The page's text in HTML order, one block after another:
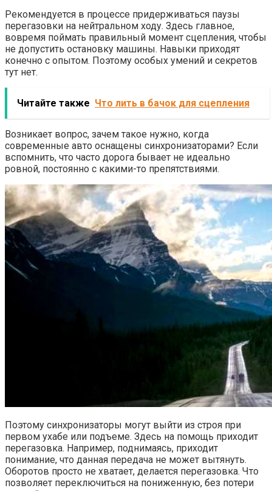
Рекомендуется в процессе придерживаться паузы
перегазовки на нейтральном ходу. Здесь главное,
вовремя поймать правильный момент сцепления, чтобы
не допустить остановку машины. Навыки приходят
конечно с опытом. Поэтому особых умений и секретов
тут нет.
Читайте также Что лить в бачок для сцепления
Возникает вопрос, зачем такое нужно, когда
современные авто оснащены синхронизаторами? Если
вспомнить, что часто дорога бывает не идеально
ровной, постоянно с какими-то препятствиями.
Поэтому синхронизаторы могут выйти из строя при
первом ухабе или подъеме. Здесь на помощь приходит
перегазовка. Например, поднимаясь, приходит
понимание, что данная передача не может вытянуть.
Оборотов просто не хватает, делается перегазовка. Что
позволяет переключиться на пониженную, без потери